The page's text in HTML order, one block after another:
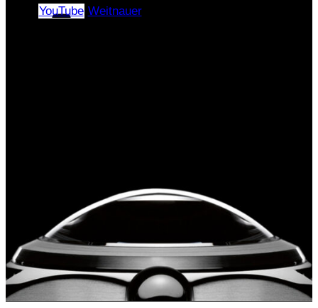
YouTube Weitnauer